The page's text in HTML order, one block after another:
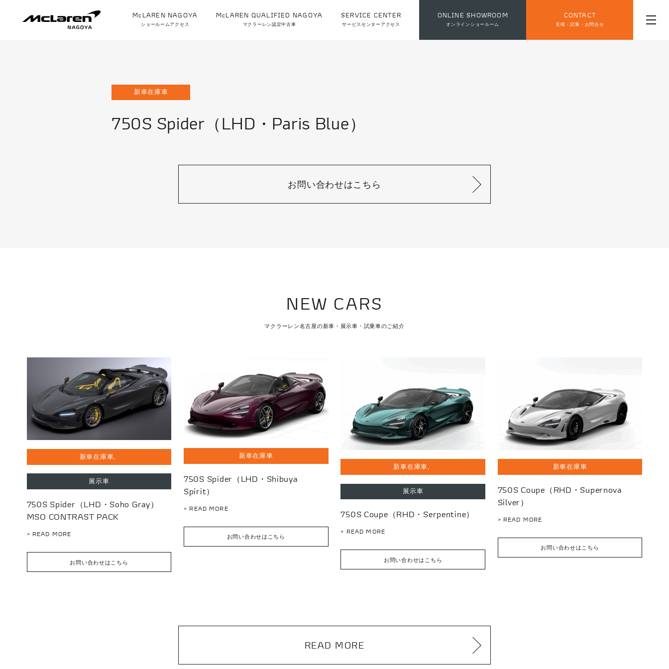
McLAREN NAGOYA
ショールームアクセス
McLAREN QUALIFIED NAGOYA
マクラーレン認定中古車
SERVICE CENTER
サービスセンターアクセス
ONLINE SHOWROOM
オンラインショールーム
CONTACT
見積・試乗・お問合せ
新車在庫車
750S Spider（LHD・Paris Blue）
お問い合わせはこちら
NEW CARS
マクラーレン名古屋の新車・展示車・試乗車のご紹介
新車在庫車
展示車
750S Spider（LHD・Soho Gray）
MSO CONTRAST PACK
> READ MORE
お問い合わせはこちら
新車在庫車
750S Spider（LHD・Shibuya
Spirit）
> READ MORE
お問い合わせはこちら
新車在庫車
展示車
750S Coupe（RHD・Serpentine）
> READ MORE
お問い合わせはこちら
新車在庫車
750S Coupe（RHD・Supernova
Silver）
> READ MORE
お問い合わせはこちら
READ MORE